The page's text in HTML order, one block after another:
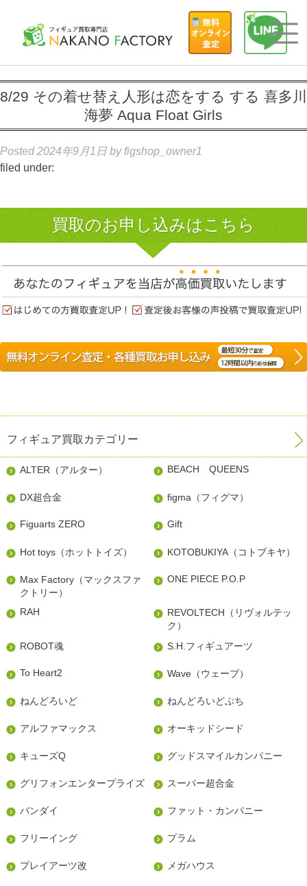
8/29 その着せ替え人形は恋をする する 喜多川
海夢 Aqua Float Girls
Posted 2024年9月1日 by figshop_owner1
filed under:
買取のお申し込みはこちら
フィギュア買取カテゴリー
ALTER（アルター） BEACH QUEENS
DX超合金 figma（フィグマ）
Figuarts ZERO Gift
Hot toys（ホットトイズ） KOTOBUKIYA（コトブキヤ）
Max Factory（マックスファ
クトリー）
ONE PIECE P.O.P
RAH
REVOLTECH（リヴォルテッ
ク）
ROBOT魂
S.H.フィギュアーツ
To Heart2 Wave（ウェーブ）
ねんどろいど ねんどろいどぷち
アルファマックス オーキッドシード
キューズQ グッドスマイルカンパニー
グリフォンエンタープライズ スーパー超合金
バンダイ ファット・カンパニー
フリーイング プラム
プレイアーツ改 メガハウス